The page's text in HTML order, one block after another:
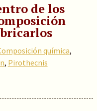
de los
química,
, Pirothecnis